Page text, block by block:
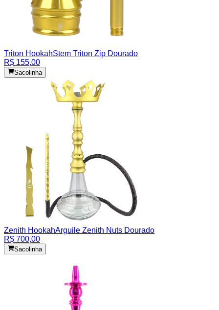
Triton HookahStem Triton Zip Dourado
R$ 155,00
Sacolinha
Zenith HookahArguile Zenith Nuts Dourado
R$ 700,00
Sacolinha